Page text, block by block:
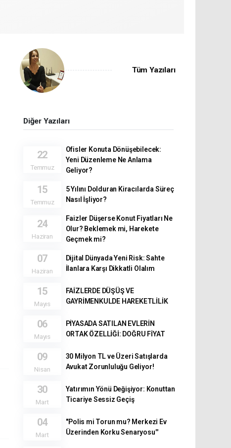
Tüm Yazıları
Diğer Yazıları
22
Temmuz
Ofisler Konuta Dönüşebilecek:
Yeni Düzenleme Ne Anlama
Geliyor?
15
Temmuz
5 Yılını Dolduran Kiracılarda Süreç
Nasıl İşliyor?
24
Haziran
Faizler Düşerse Konut Fiyatları Ne
Olur? Beklemek mi, Harekete
Geçmek mi?
07
Haziran
Dijital Dünyada Yeni Risk: Sahte
İlanlara Karşı Dikkatli Olalım
15
Mayıs
FAİZLERDE DÜŞÜŞ VE
GAYRİMENKULDE HAREKETLİLİK
06
Mayıs
PİYASADA SATILAN EVLERİN
ORTAK ÖZELLİĞİ: DOĞRU FİYAT
09
Nisan
30 Milyon TL ve Üzeri Satışlarda
Avukat Zorunluluğu Geliyor!
30
Mart
Yatırımın Yönü Değişiyor: Konuttan
Ticariye Sessiz Geçiş
04
Mart
''Polis mi Torun mu? Merkezi Ev
Üzerinden Korku Senaryosu''